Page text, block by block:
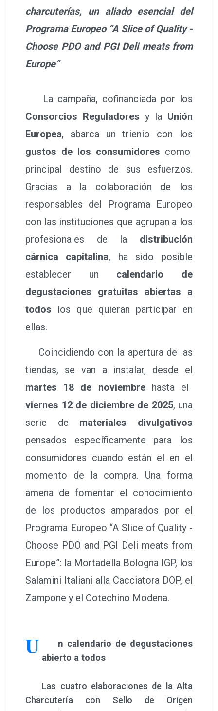
charcuterías, un aliado esencial del
Programa Europeo “A Slice of Quality -
Choose PDO and PGI Deli meats from
Europe”
La campaña, cofinanciada por los
Consorcios Reguladores y la Unión
Europea, abarca un trienio con los
gustos de los consumidores como
principal destino de sus esfuerzos.
Gracias a la colaboración de los
responsables del Programa Europeo
con las instituciones que agrupan a los
profesionales de la distribución
cárnica capitalina, ha sido posible
establecer un calendario de
degustaciones gratuitas abiertas a
todos los que quieran participar en
ellas.
Coincidiendo con la apertura de las
tiendas, se van a instalar, desde el
martes 18 de noviembre hasta el
viernes 12 de diciembre de 2025, una
serie de materiales divulgativos
pensados específicamente para los
consumidores cuando están el en el
momento de la compra. Una forma
amena de fomentar el conocimiento
de los productos amparados por el
Programa Europeo “A Slice of Quality -
Choose PDO and PGI Deli meats from
Europe”: la Mortadella Bologna IGP, los
Salamini Italiani alla Cacciatora DOP, el
Zampone y el Cotechino Modena.
U
n calendario de degustaciones
abierto a todos
Las cuatro elaboraciones de la Alta
Charcutería con Sello de Origen